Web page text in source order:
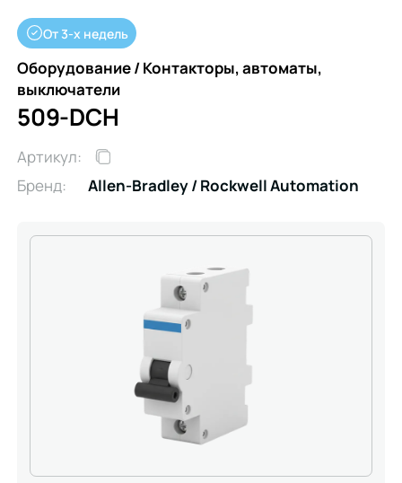
От 3-х недель
Оборудование / Контакторы, автоматы,
выключатели
509-DCH
Артикул:
Бренд:
Allen-Bradley / Rockwell Automation